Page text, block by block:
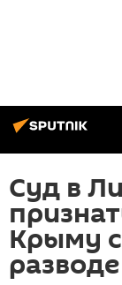
Суд в
Крыму
разводе